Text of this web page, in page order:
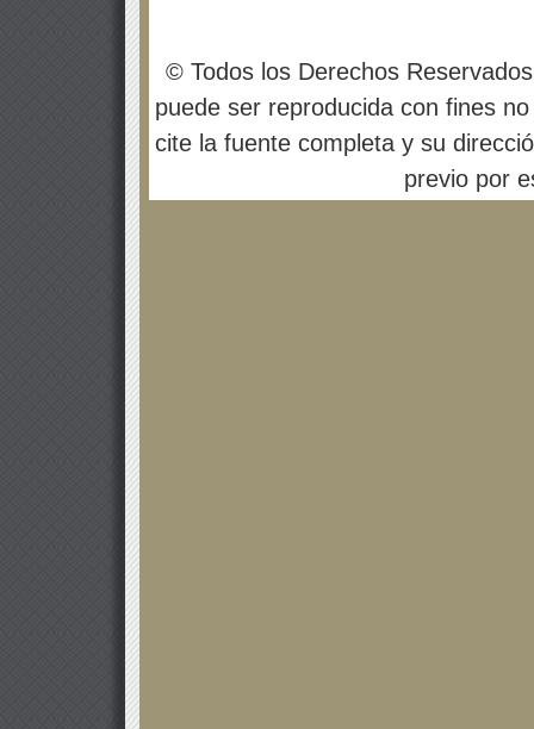
© Todos los Derechos
puede ser reproducida con fines
cite la fuente completa y su
previo por